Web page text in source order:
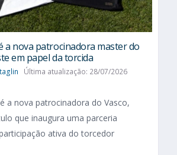
a nova patrocinadora master do
em papel da torcida
Última atualização: 28/07/2026
a nova patrocinadora do Vasco,
que inaugura uma parceria
ativa do torcedor